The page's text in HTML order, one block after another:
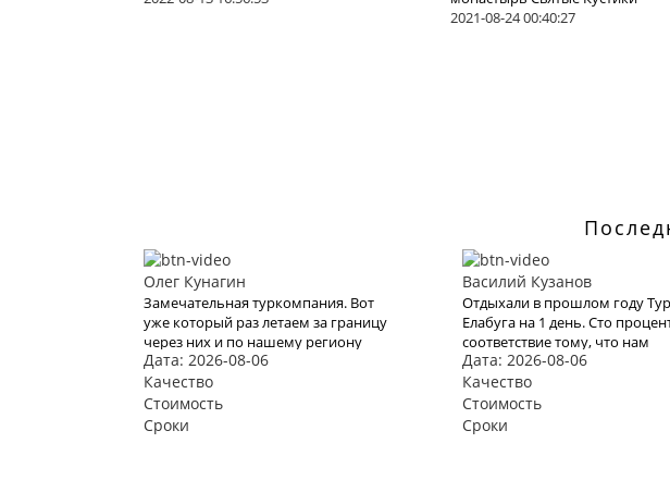
2021-08-24 00:40:27
Олег Кунагин
Замечательная туркомпания. Вот
уже который раз летаем за границу
через них и по нашему региону
ездим, любим и активный отдых на
пару дней. И в этот раз тоже купили
очередной тур через них. Вежливый
персонал , дружественный
коллектив. Быстро и моментально
Дата: 2026-08-06
Качество
Стоимость
Сроки
Василий Кузанов
Отдыхали в прошлом году Тур
Елабуга на 1 день. Сто
соответствие тому, что нам
задекларировали в
Хотели и в этом году
воспользоваться их услугами,
видимо эта пандемия все
Дата: 2026-08-06
Качество
Стоимость
Сроки